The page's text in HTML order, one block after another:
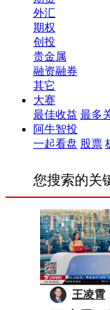
外汇
期权
创投
贵金属
融资融券
其它
大赛
最佳收益 最多
阿牛智投
一起看盘 股票
您搜索的关
王凌霄